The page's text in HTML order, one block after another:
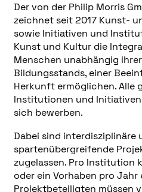
Der von der Philip Morris
zeichnet seit 2017 Kunst-
sowie Initiativen und
Kunst und Kultur die
Menschen unabhängig
Bildungsstands, einer
Herkunft ermöglichen. Alle
Institutionen und
sich bewerben.
Dabei sind interdisziplinäre
spartenübergreifende
zugelassen. Pro Institution
oder ein Vorhaben pro Jahr
Projektbeteiligten müssen